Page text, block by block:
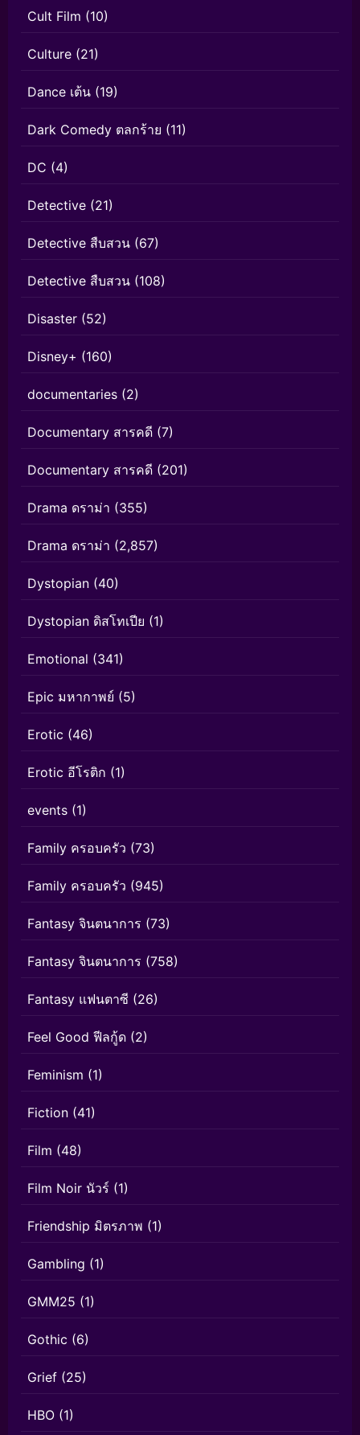
Cult Film (10)
Culture (21)
Dance เต้น (19)
Dark Comedy ตลกร้าย (11)
DC (4)
Detective (21)
Detective สืบสวน (67)
Detective สืบสวน (108)
Disaster (52)
Disney+ (160)
documentaries (2)
Documentary สารคดี (7)
Documentary สารคดี (201)
Drama ดราม่า (355)
Drama ดราม่า (2,857)
Dystopian (40)
Dystopian ดิสโทเปีย (1)
Emotional (341)
Epic มหากาพย์ (5)
Erotic (46)
Erotic อีโรติก (1)
events (1)
Family ครอบครัว (73)
Family ครอบครัว (945)
Fantasy จินตนาการ (73)
Fantasy จินตนาการ (758)
Fantasy แฟนตาซี (26)
Feel Good ฟีลกู้ด (2)
Feminism (1)
Fiction (41)
Film (48)
Film Noir นัวร์ (1)
Friendship มิตรภาพ (1)
Gambling (1)
GMM25 (1)
Gothic (6)
Grief (25)
HBO (1)